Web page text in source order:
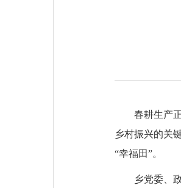
春耕生产
乡村振兴的关
“幸福田”。
乡党委、